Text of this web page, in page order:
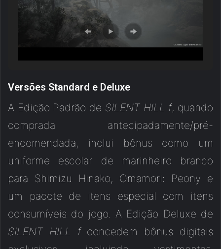
Versões Standard e Deluxe
A Edição Padrão de SILENT HILL f, quando
comprada antecipadamente/pré-
encomendada, inclui bônus como um
uniforme escolar de marinheiro branco
para Shimizu Hinako, Omamori: Peony e
um pacote de itens especial com itens
consumíveis do jogo. A Edição Deluxe de
SILENT HILL fconcedem bônus digitais